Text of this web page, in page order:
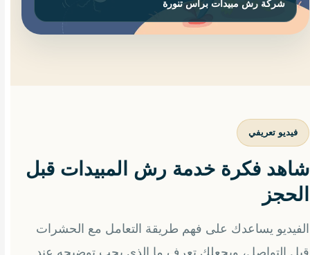
فيديو تعريفي
شاهد فكرة خدمة رش المبيدات قبل
الحجز
الفيديو يساعدك على فهم طريقة التعامل مع الحشرات
قبل التواصل، ويجعلك تعرف ما الذي يجب توضيحه عند